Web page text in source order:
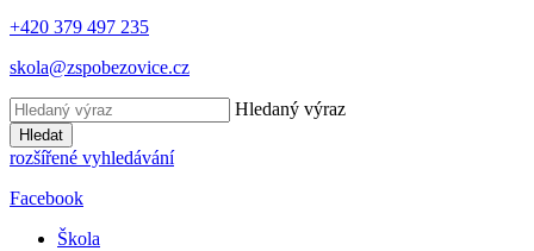
+420 379 497 235
skola@zspobezovice.cz
Hledaný výraz
Hledat
rozšířené vyhledávání
Facebook
Škola